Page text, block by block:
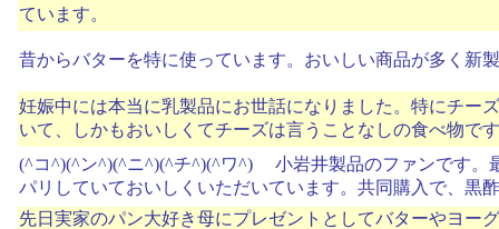
ています。
昔からバターを特に使っています。おいしい商品が多く新
妊娠中には本当に乳製品にお世話になりました。特にチー
いて、しかもおいしくてチーズは言うことなしの食べ物で
(^コ^)(^ン^)(^ニ^)(^チ^)(^ワ^) 小岩井製品のファンです。
パリしていておいしくいただいています。共同購入で、黒
先日実家のパン大好き母にプレゼントとしてバターやヨー